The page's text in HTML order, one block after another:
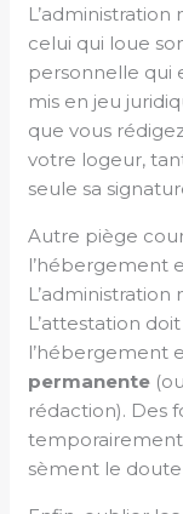
celui qui loue
personnelle qui
mis en jeu
que vous
votre logeur,
seule sa
Autre piège
l’hébergement
L’administration
L’attestation
l’hébergement
permanente
rédaction). Des
temporairement
sèment le